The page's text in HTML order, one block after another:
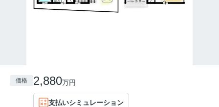
価格 2,880万円
支払いシミュレーション